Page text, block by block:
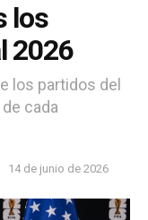
los
2026
los partidos del
cada
14 de junio de 2026